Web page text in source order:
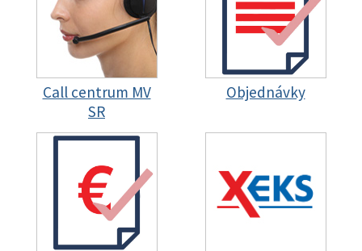
Call centrum MV
SR
Objednávky